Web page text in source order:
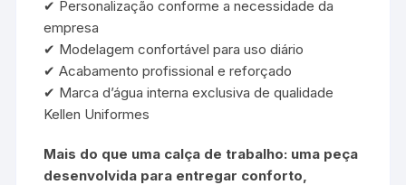
✔ Personalização conforme a necessidade da
empresa
✔ Modelagem confortável para uso diário
✔ Acabamento profissional e reforçado
✔ Marca d’água interna exclusiva de qualidade
Kellen Uniformes
Mais do que uma calça de trabalho: uma peça
desenvolvida para entregar conforto,